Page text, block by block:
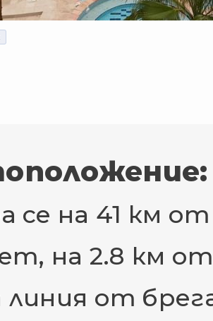
се на 41 км
на 2.8 км
от